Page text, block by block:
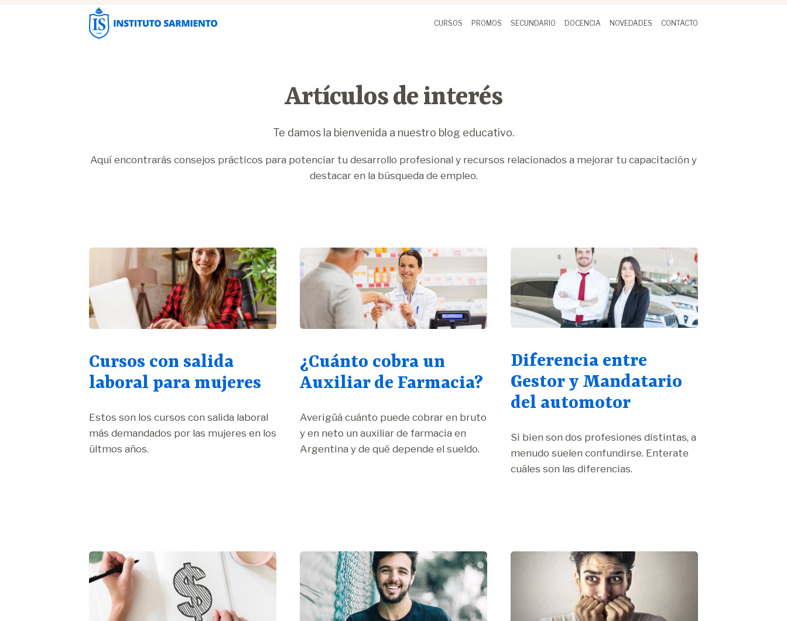
CURSOS PROMOS SECUNDARIO DOCENCIA NOVEDADES CONTACTO
Artículos de interés
Te damos la bienvenida a nuestro blog educativo.
Aquí encontrarás consejos prácticos para potenciar tu desarrollo profesional y recursos relacionados a mejorar tu capacitación y
destacar en la búsqueda de empleo.
Cursos con salida
laboral para mujeres
Estos son los cursos con salida laboral
más demandados por las mujeres en los
últmos años.
¿Cuánto cobra un
Auxiliar de Farmacia?
Averigüá cuánto puede cobrar en bruto
y en neto un auxiliar de farmacia en
Argentina y de qué depende el sueldo.
Diferencia entre
Gestor y Mandatario
del automotor
Si bien son dos profesiones distintas, a
menudo suelen confundirse. Enterate
cuáles son las diferencias.